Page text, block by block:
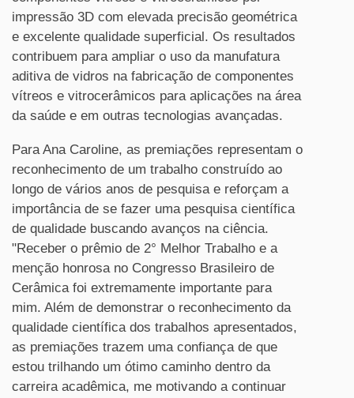
impressão 3D com elevada precisão geométrica
e excelente qualidade superficial. Os resultados
contribuem para ampliar o uso da manufatura
aditiva de vidros na fabricação de componentes
vítreos e vitrocerâmicos para aplicações na área
da saúde e em outras tecnologias avançadas.
Para Ana Caroline, as premiações representam o
reconhecimento de um trabalho construído ao
longo de vários anos de pesquisa e reforçam a
importância de se fazer uma pesquisa científica
de qualidade buscando avanços na ciência.
"Receber o prêmio de 2° Melhor Trabalho e a
menção honrosa no Congresso Brasileiro de
Cerâmica foi extremamente importante para
mim. Além de demonstrar o reconhecimento da
qualidade científica dos trabalhos apresentados,
as premiações trazem uma confiança de que
estou trilhando um ótimo caminho dentro da
carreira acadêmica, me motivando a continuar